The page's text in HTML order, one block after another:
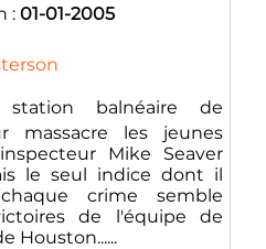
: 01-01-2005
balnéaire de
massacre les jeunes
Mike Seaver
le seul indice dont il
crime semble
de l'équipe de
Houston......